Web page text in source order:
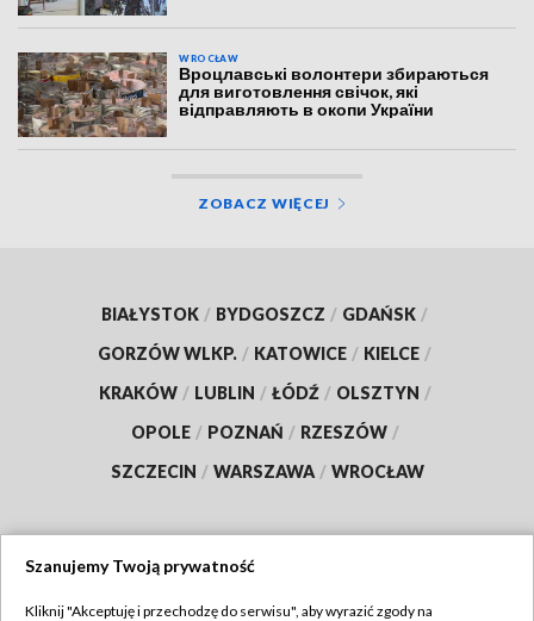
WROCŁAW
Вроцлавські волонтери збираються
для виготовлення свічок, які
відправляють в окопи України
ZOBACZ WIĘCEJ
BIAŁYSTOK / BYDGOSZCZ / GDAŃSK /
GORZÓW WLKP. / KATOWICE / KIELCE /
KRAKÓW / LUBLIN / ŁÓDŹ / OLSZTYN /
OPOLE / POZNAŃ / RZESZÓW /
SZCZECIN / WARSZAWA / WROCŁAW
Szanujemy Twoją prywatność
Kliknij "Akceptuję i przechodzę do serwisu", aby wyrazić zgody na